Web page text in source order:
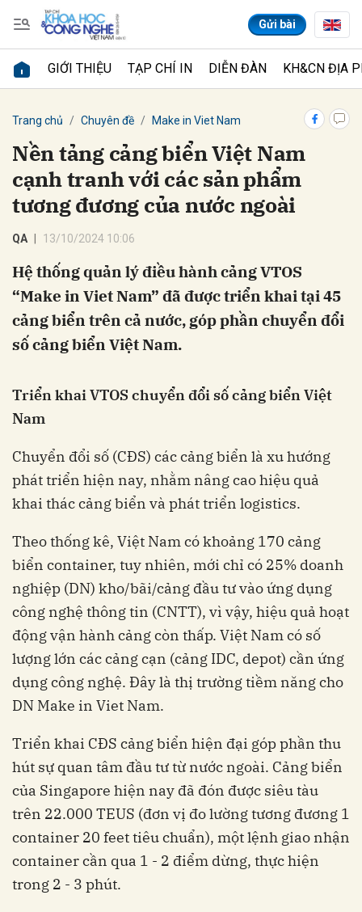
Gửi bài
GIỚI THIỆU TẠP CHÍ IN DIỄN ĐÀN KH&CN ĐỊA
Trang chủ Chuyên đề Make in Viet Nam
Nền tảng cảng biển Việt Nam
cạnh tranh với các sản phẩm
tương đương của nước ngoài
QA 13/10/2024 10:06
Hệ thống quản lý điều hành cảng VTOS
“Make in Viet Nam” đã được triển khai tại 45
cảng biển trên cả nước, góp phần chuyển đổi
số cảng biển Việt Nam.
Triển khai VTOS chuyểnđổi sốcảngbiển Việt
Nam
Chuyển đổi số (CĐS) các cảng biển là xu hướng
phát triển hiện nay, nhằm nâng cao hiệu quả
khai thác cảng biển và phát triển logistics.
Theo thống kê, Việt Nam có khoảng 170 cảng
biển container, tuy nhiên, mới chỉ có 25% doanh
nghiệp (DN) kho/bãi/cảng đầu tư vào ứng dụng
công nghệ thông tin (CNTT), vì vậy, hiệu quả hoạt
động vận hành cảng còn thấp. Việt Nam có số
lượng lớn các cảng cạn (cảng IDC, depot) cần ứng
dụng công nghệ. Đây là thị trường tiềm năng cho
DN Make in Viet Nam.
Triển khai CĐS cảng biển hiện đại góp phần thu
hút sự quan tâm đầu tư từ nước ngoài. Cảng biển
của Singapore hiện nay đã đón được siêu tàu
trên 22.000 TEUS (đơn vị đo lường tương đương 1
container 20 feet tiêu chuẩn), một lệnh giao nhận
container cần qua 1 - 2 điểm dừng, thực hiện
trong 2 - 3 phút.
Gửi bình luận
Hủy Gửi